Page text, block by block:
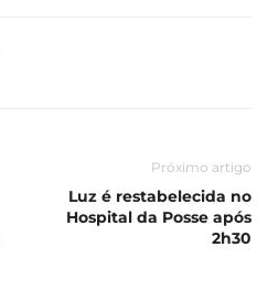
Próximo artigo
Luz é restabelecida no
Hospital da Posse após
2h30